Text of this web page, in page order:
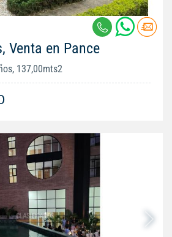
Venta en Pance
137,00mts2